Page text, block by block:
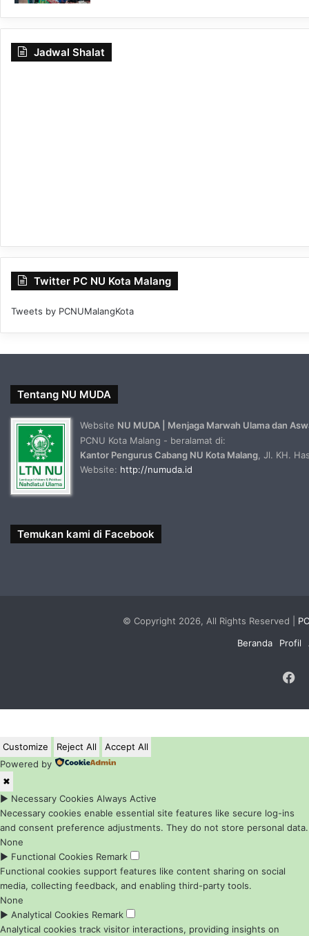
Jadwal Shalat
Twitter PC NU Kota Malang
Tweets by PCNUMalangKota
Tentang NU MUDA
Website NU MUDA | Menjaga Marwah Ulama dan
PCNU Kota Malang - beralamat di:
Kantor Pengurus Cabang NU Kota Malang, Jl. KH.
Website: http://numuda.id
Temukan kami di Facebook
© Copyright 2026, All Rights Reserved |
Beranda
Profil
Customize Reject All
Accept All
Powered by
✖
► Necessary Cookies Always Active
Necessary cookies enable essential site features like secure log-ins
and consent preference adjustments. They do not store personal data.
None
► Functional Cookies Remark
Functional cookies support features like content sharing on social
media, collecting feedback, and enabling third-party tools.
None
► Analytical Cookies Remark
Analytical cookies track visitor interactions, providing insights on